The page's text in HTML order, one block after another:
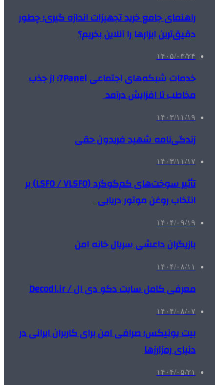
راهنمای جامع خرید تجهیزات اندازه گیری؛ چطور
دقیق‌ترین ابزارها را آنلاین بخریم؟
۱۴۰۵/۰۳/۲۴
خدمات شبکه‌های اجتماعی 7Panel؛ از جذب
مخاطب تا افزایش درآمد
۱۴۰۳/۱۱/۱۹
زندگی‌نامه شهید فریدون حقی
۱۴۰۳/۱۱/۱۷
تأثیر سوخت‌های کم‌گوگرد (LSFO / VLSFO) بر
انتخاب روغن موتور دریایی
۱۴۰۴/۰۹/۱۹
بازیگران داعشی سریال خانه امن
۱۴۰۴/۰۸/۱۱
معرفی کامل سایت دکو دی ال / Decodl.ir
۱۴۰۴/۰۸/۰۷
بیت یونیکس؛ صرافی امن برای کاربران ایرانی در
دنیای رمزارزها
۱۴۰۴/۰۵/۲۱